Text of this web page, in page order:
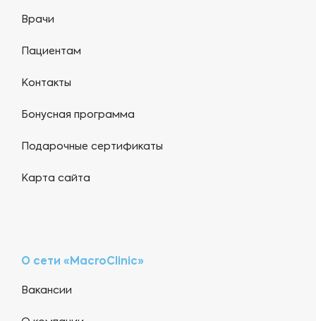
Врачи
Пациентам
Контакты
Бонусная программа
Подарочные сертификаты
Карта сайта
О сети «MacroClinic»
Вакансии